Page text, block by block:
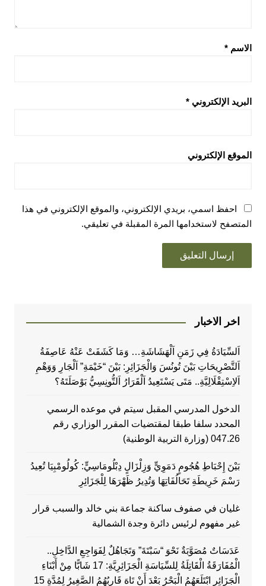
الاسم *
البريد الإلكتروني *
الموقع الإلكتروني
احفظ اسمي، بريدي الإلكتروني، والموقع الإلكتروني في هذا
المتصفح لاستخدامها المرة المقبلة في تعليقي.
اخر الاخبار
اَلسِّيَادَةُ فِي زَمَنِ اَلْهَشَاشَةِ… وَمَا كَشَفَتْ عَنْهُ عَاصِفَةُ
اَلتَّصْرِيحَاتِ بَيْنَ تُونُسَ وَالْجَزَائِرِ: بَيْنَ “خَيْمَةِ” اَلْجَارِ وَوَهْمِ
اَلاِسْتِقْلَالِيَّةِ.. مَتَى يَسْتَعِيدُ اَلْقَرَارُ اَلتُّونِسِيُّ بَوْصَلَتَهُ؟
الدخول المدرسي المقبل سیتم في موعده الرسمي
المحدد سلفا طبقا لمقتضیات المقرر الوزاري رقم
047.26 (وزارة التربية الوطنية)
بَيْنَ إِحْبَاطِ هُجُومٍ دَمَوِيٍّ وَزِلْزَالٍ دِبْلُومَاسِيٍّ: كُولُومْبِيَا تُعِيدُ
رَسْمَ خَرِيطَةِ تَحَالُفَاتِهَا وَتُدِيرُ ظَهْرَهَا لِلْجَزَائِرِ
غليان في صفوف ساكنة جماعة بني خالد والسبب قرار
غير مفهوم لرئيس دائرة وجدة الشمالية
عَدَسَاتٌ مُصَوَّبَةٌ نَحْوَ “سَبْتَةَ” وَتَجَاهُلٌ لِفَوَاجِعِ الدَّاخِلِ..
الْمُفَارَقَةُ الْقَاتِلَةُ لِلسِّيَاسَةِ الْجَزَائِرِيَّةِ: 17 شَابًّا مِنْ أَبْنَاءِ
الْجَزَائِرِ ابْتَلَعَهُمُ الْبَحْرُ بَعْدَ أَنْ تَاهَ قَارِبُهُمُ الصَّغِيرُ لِمُدَّةِ 15